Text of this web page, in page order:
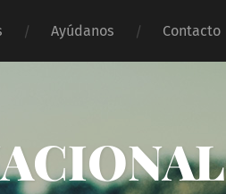
Ayúdanos Contacto